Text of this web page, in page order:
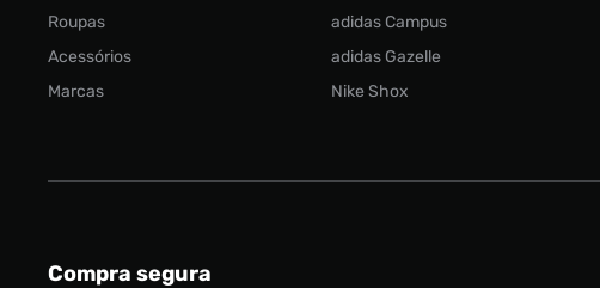
Roupas
Acessórios
Marcas
adidas Campus
adidas Gazelle
Nike Shox
Compra segura